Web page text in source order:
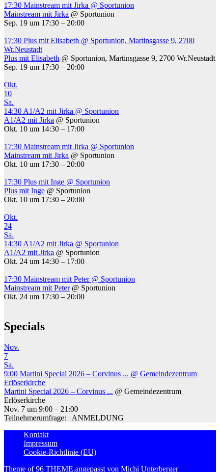
17:30 Mainstream mit Jirka @ Sportunion
Mainstream mit Jirka @ Sportunion
Sep. 19 um 17:30 – 20:00
17:30 Plus mit Elisabeth @ Sportunion, Martinsgasse 9, 2700
Wr.Neustadt
Plus mit Elisabeth @ Sportunion, Martinsgasse 9, 2700 Wr.Neustadt
Sep. 19 um 17:30 – 20:00
Okt.
10
Sa.
14:30 A1/A2 mit Jirka @ Sportunion
A1/A2 mit Jirka @ Sportunion
Okt. 10 um 14:30 – 17:00
17:30 Mainstream mit Jirka @ Sportunion
Mainstream mit Jirka @ Sportunion
Okt. 10 um 17:30 – 20:00
17:30 Plus mit Inge @ Sportunion
Plus mit Inge @ Sportunion
Okt. 10 um 17:30 – 20:00
Okt.
24
Sa.
14:30 A1/A2 mit Jirka @ Sportunion
A1/A2 mit Jirka @ Sportunion
Okt. 24 um 14:30 – 17:00
17:30 Mainstream mit Peter @ Sportunion
Mainstream mit Peter @ Sportunion
Okt. 24 um 17:30 – 20:00
Specials
Nov.
7
Sa.
9:00 Martini Special 2026 – Corvinus ... @ Gemeindezentrum
Erlöserkirche
Martini Special 2026 – Corvinus ... @ Gemeindezentrum
Erlöserkirche
Nov. 7 um 9:00 – 21:00
Teilnehmerumfrage: ANMELDUNG
Kontakt
Impressum
Cookie-Richtlinie (EU)
Theme of96 THEME.angepasst von Michi Unterberger